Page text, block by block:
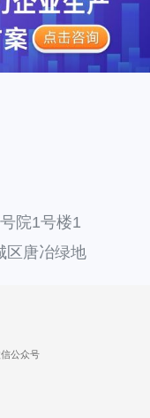
院1号楼1
区唐冶绿地
公众号